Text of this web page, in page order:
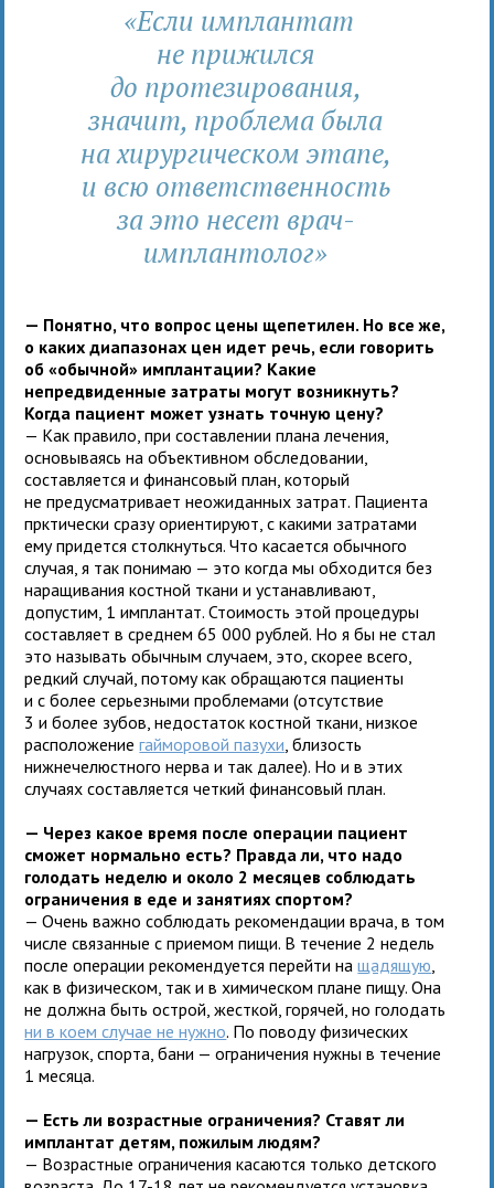
«Если имплантат
не прижился
до протезирования,
значит, проблема была
на хирургическом этапе,
и всю ответственность
за это несет врач-
имплантолог»
— Понятно, что вопрос цены щепетилен. Но все же,
о каких диапазонах цен идет речь, если говорить
об «обычной» имплантации? Какие
непредвиденные затраты могут возникнуть?
Когда пациент может узнать точную цену?
— Как правило, при составлении плана лечения,
основываясь на объективном обследовании,
составляется и финансовый план, который
не предусматривает неожиданных затрат. Пациента
прктически сразу ориентируют, с какими затратами
ему придется столкнуться. Что касается обычного
случая, я так понимаю — это когда мы обходится без
наращивания костной ткани и устанавливают,
допустим, 1 имплантат. Стоимость этой процедуры
составляет в среднем 65 000 рублей. Но я бы не стал
это называть обычным случаем, это, скорее всего,
редкий случай, потому как обращаются пациенты
и с более серьезными проблемами (отсутствие
3 и более зубов, недостаток костной ткани, низкое
расположениегайморовой пазухи , близость
нижнечелюстного нерва и так далее). Но и в этих
случаях составляется четкий финансовый план.
— Через какое время после операции пациент
сможет нормально есть? Правда ли, что надо
голодать неделю и около 2 месяцев соблюдать
ограничения в еде и занятиях спортом?
— Очень важно соблюдать рекомендации врача, в том
числе связанные с приемом пищи. В течение 2 недель
после операции рекомендуется перейти нащадящую
как в физическом, так и в химическом плане пищу. Она
не должна быть острой, жесткой, горячей, но голодать
ни в коем случае не нужно. По поводу физических
нагрузок, спорта, бани — ограничения нужны в течение
1 месяца.
— Есть ли возрастные ограничения? Ставят ли
имплантат детям, пожилым людям?
— Возрастные ограничения касаются только детского